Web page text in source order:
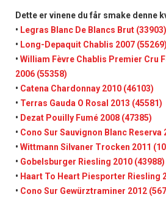
Dette er vinene du får smake denne
• Legras Blanc De Blancs Brut (33903)
• Long-Depaquit Chablis 2007 (55269)
• William Fèvre Chablis Premier Cru
2006 (55358)
• Catena Chardonnay 2010 (46103)
• Terras Gauda O Rosal 2013 (45581)
• Dezat Pouilly Fumé 2008 (47385)
• Cono Sur Sauvignon Blanc Reserva
• Wittmann Silvaner Trocken 2011
• Gobelsburger Riesling 2010 (43988)
• Haart To Heart Piesporter Riesling
• Cono Sur Gewürztraminer 2012